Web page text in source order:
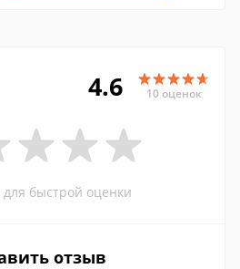
4.6 10 оценок
быстрой оценки
отзыв